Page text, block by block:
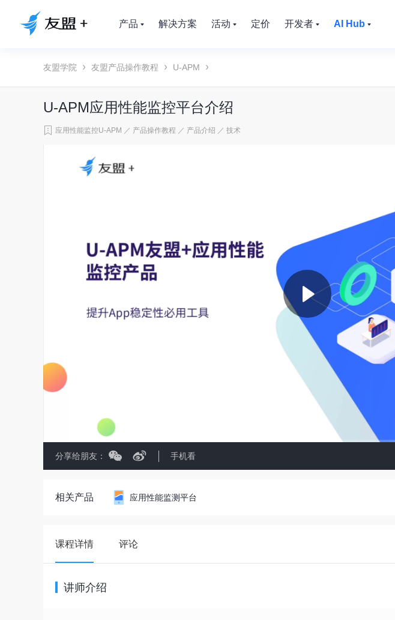
产品 解决方案 活动 定价 开发者 AI Hub
友盟学院 友盟产品操作教程 U-APM
U-APM应用性能监控平台介绍
应用性能监控U-APM ／ 产品操作教程 ／ 产品介绍 ／ 技术
分享给朋友： 手机看
相关产品 应用性能监测平台
课程详情 评论
讲师介绍